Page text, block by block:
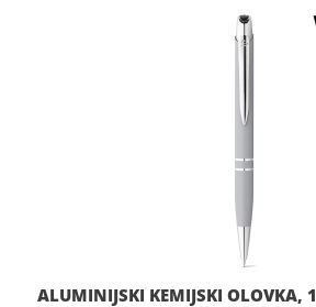
ALUMINIJSKI KEMIJSKI OLOVKA,